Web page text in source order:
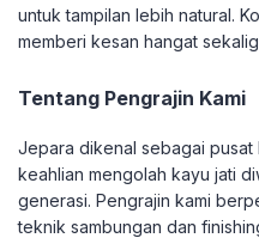
untuk tampilan lebih natural.
memberi kesan hangat
Tentang Pengrajin Kami
Jepara dikenal sebagai pusat
keahlian mengolah kayu jati
generasi. Pengrajin kami
teknik sambungan dan